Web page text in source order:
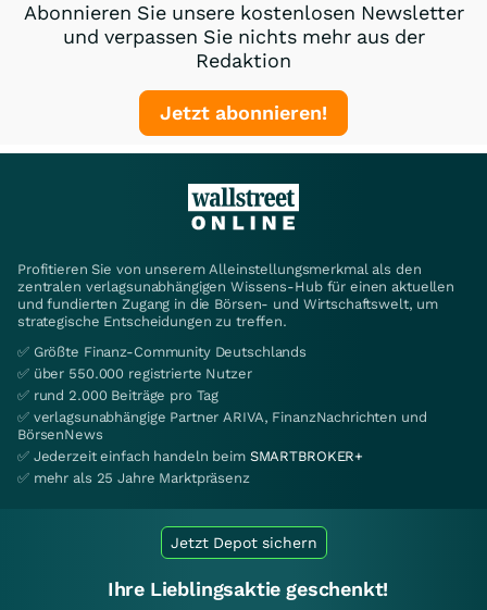
Abonnieren Sie unsere kostenlosen Newsletter
und verpassen Sie nichts mehr aus der
Redaktion
Jetzt abonnieren!
Profitieren Sie von unserem Alleinstellungsmerkmal als den
zentralen verlagsunabhängigen Wissens-Hub für einen aktuellen
und fundierten Zugang in die Börsen- und Wirtschaftswelt, um
strategische Entscheidungen zu treffen.
✅ Größte Finanz-Community Deutschlands
✅ über 550.000 registrierte Nutzer
✅ rund 2.000 Beiträge pro Tag
✅ verlagsunabhängige Partner ARIVA, FinanzNachrichten und
BörsenNews
✅ Jederzeit einfach handeln beim SMARTBROKER+
✅ mehr als 25 Jahre Marktpräsenz
Jetzt Depot sichern
Ihre Lieblingsaktie geschenkt!